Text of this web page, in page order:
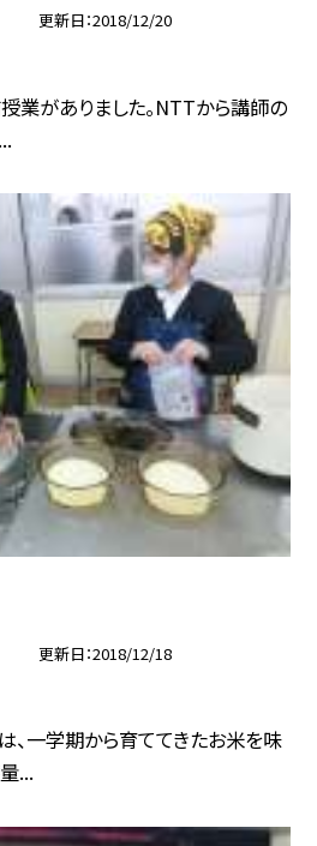
更新日 2018/12/20
業がありました。NTTから講師の
更新日 2018/12/18
は、一学期から育ててきたお米を味
...